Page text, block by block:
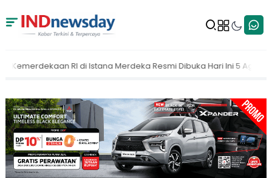
Resmi Dibuka Hari Ini 5 Agustus 2026 MAKI Dorong KPK